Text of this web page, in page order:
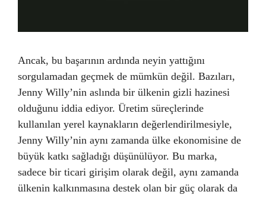
Ancak, bu başarının ardında neyin yattığını
sorgulamadan geçmek de mümkün değil. Bazıları,
Jenny Willy’nin aslında bir ülkenin gizli hazinesi
olduğunu iddia ediyor. Üretim süreçlerinde
kullanılan yerel kaynakların değerlendirilmesiyle,
Jenny Willy’nin aynı zamanda ülke ekonomisine de
büyük katkı sağladığı düşünülüyor. Bu marka,
sadece bir ticari girişim olarak değil, aynı zamanda
ülkenin kalkınmasına destek olan bir güç olarak da